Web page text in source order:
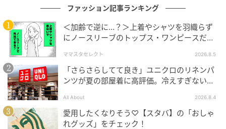
ション企業で約10年就業。結婚と出産を機に、ファッ
ションライターに転身。アパレル店員の経験を生かし
たトレンド提案型の情報発信を得意とする。特に、大
人を彩る明るいカラーや、ちょっと凝ったデザインな
ど、ベーシック派にも“1歩踏み出すきっかけ”になるフ
ァッション記事の執筆を目指し、FTNやコーデスナッ
プなどのメディアで活動中。
元記事で読む
ファッション記事ランキング
＜加齢で逆に…？＞上着やシャツを羽織らず
にノースリーブのトップス・ワンピースだけ
ママスタセレクト 2026.8.5
「さらさらしてて良き」ユニクロのリネンパ
ンツが夏の部屋着に高評価。冷えすぎない肌
All About 2026.8.4
愛用したくなりそう♡【スタバ】の「おしゃ
れグッズ」をチェック！